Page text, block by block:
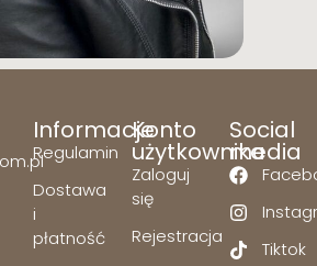
Informacje
Regulamin
Dostawa
i
płatność
Konto
użytkownika
Zaloguj
się
Rejestracja
Social
media
Tiktok